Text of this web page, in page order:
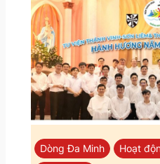
Dòng Đa Minh Hoạt